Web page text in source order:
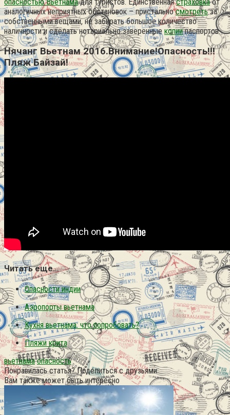
аналогичных неприятных обстановок – пристальносмотретьза
собственными вещами, не забирать большое количество
наличности и сделать нотариально заверенныекопиипаспортов.
Нячанг Вьетнам 2016.Внимание!Опасность!!!
Пляж Байзай!
Читать еще…
Опасности индии
Аэропорты вьетнама
Кухня вьетнама: что попробовать?
Пляжи крита
вьетнама опасность
Понравилась статья? Поделиться с друзьями:
Вам также может быть интересно